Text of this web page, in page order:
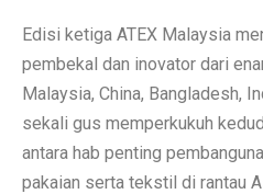
Edisi ketiga ATEX Malaysia
pembekal dan inovator dari
Malaysia, China, Bangladesh,
sekali gus memperkukuh
antara hab penting
pakaian serta tekstil di rantau